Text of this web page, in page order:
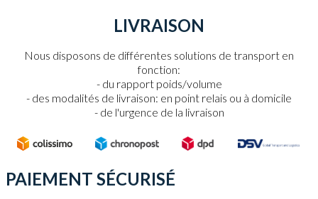
LIVRAISON
Nous disposons de différentes solutions de transport en
fonction:
du rapport poids/volume
des modalités de livraison: en point relais ou à domicile
de l'urgence de la livraison
PAIEMENT SÉCURISÉ